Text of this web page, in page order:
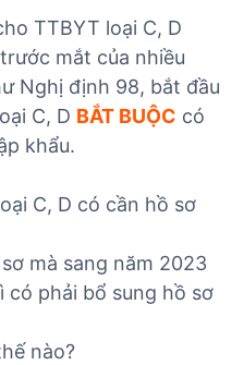
TTBYT loại C, D
mắt của nhiều
Nghị định 98, bắt đầu
C, D BẮT BUỘC có
khẩu.
C, D có cần hồ sơ
mà sang năm 2023
phải bổ sung hồ sơ
nào?